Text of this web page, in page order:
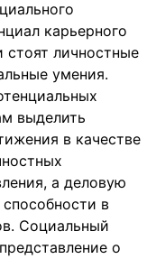
карьерного
стоят личностные
умения.
выделить
в качестве
а деловую
в
Социальный
о